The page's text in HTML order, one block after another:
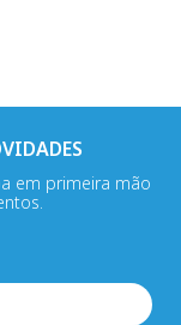
em primeira mão